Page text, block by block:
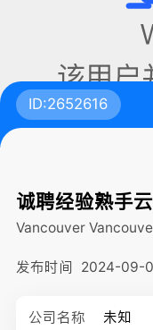
ID:2652616
诚聘经验熟手
Vancouver
发布时间 2024-09-
公司名称 未知